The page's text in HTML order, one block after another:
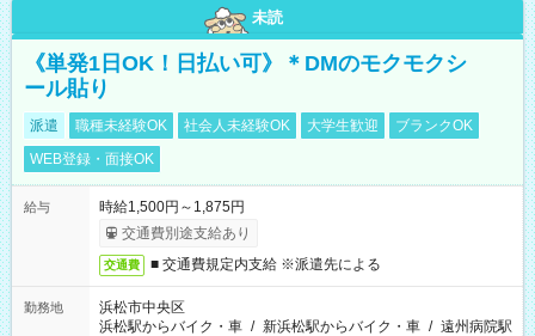
未読
《単発1日OK！日払い可》＊DMのモクモクシ
ール貼り
派遣 職種未経験OK 社会人未経験OK 大学生歓迎
ブランクOK
WEB登録・面接OK
給与
時給1,500円～1,875円
交通費別途支給あり
交通費 ■ 交通費規定内支給 ※派遣先による
勤務地
浜松市中央区
浜松駅からバイク・車 / 新浜松駅からバイク・車 / 遠州病院駅